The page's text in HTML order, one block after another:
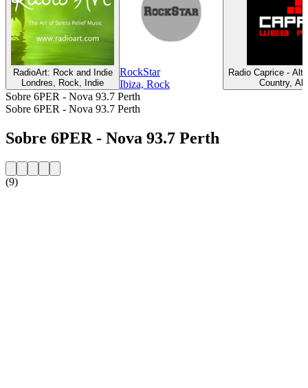
RadioArt: Rock and Indie
Londres, Rock, Indie
RockStar
Ibiza, Rock
Radio Caprice -
Country,
Sobre 6PER - Nova 93.7 Perth
Sobre 6PER - Nova 93.7 Perth
Sobre 6PER - Nova 93.7 Perth
(9)